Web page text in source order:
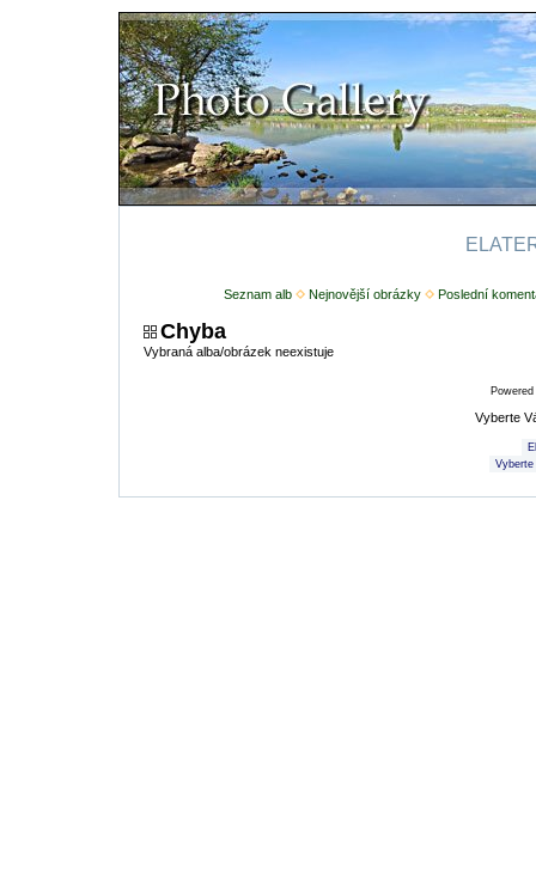
Seznam alb Nejnovější obrázky Poslední
Chyba
Vybraná alba/obrázek neexistuje
Vyberte